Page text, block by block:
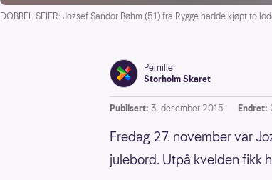
DOBBEL SEIER: Jozsef Sandor Bøhm (51) fra Rygge hadde kjøpt to
Pernille
Storholm Skaret
Publisert: 3. desember 2015 Endret:
Fredag 27. november var
julebord. Utpå kvelden fikk